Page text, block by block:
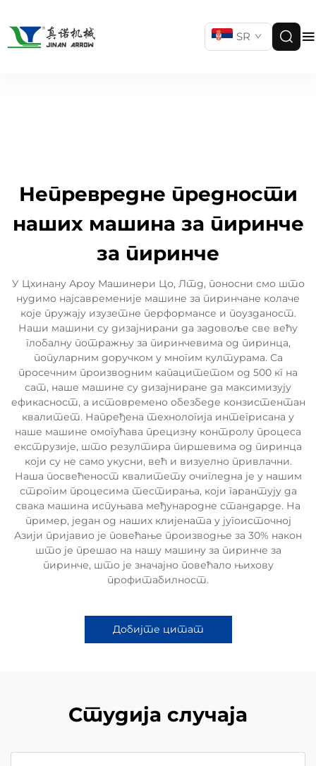
SR
Непревредне предности
наших машина за пиринче
за пиринче
У Цхинану Ароу Машинери Цо, Лтд, поносни смо што
нудимо најсавременије машине за пиринчане колаче
које пружају изузетне перформансе и поузданост.
Наши машини су дизајнирани да задовоље све већу
глобалну потражњу за пиринчевима од пиринца,
популарним доручком у многим културама. Са
просечним производним капацитетом од 500 кг на
сат, наше машине су дизајниране да максимизују
ефикасност, а истовремено обезбеде конзистентан
квалитет. Напређена технологија интегрисана у
наше машине омогућава прецизну контролу процеса
екструзије, што резултира пиршевима од пиринца
који су не само укусни, већ и визуелно привлачни.
Наша посвећеност квалитету очигледна је у нашим
строгим процесима тестирања, који гарантују да
свака машина испуњава међународне стандарде. На
пример, један од наших клијената у југоисточној
Азији пријавио је повећање производње за 30% након
што је прешао на нашу машину за пиринче за
пиринче, што је значајно повећало њихову
профитабилност.
Добијте цитат
Студија случаја